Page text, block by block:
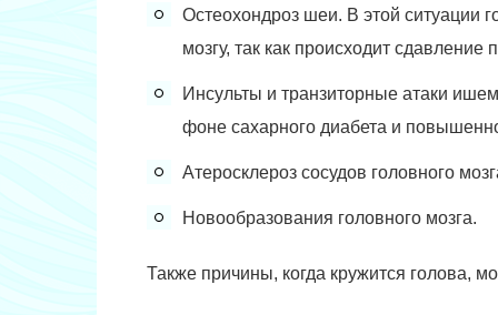
Остеохондроз шеи. В этой ситуации
мозгу, так как происходит
Инсульты и транзиторные атаки
фоне сахарного диабета и
Атеросклероз сосудов головного
Новообразования головного мозга.
Также причины, когда кружится голова,